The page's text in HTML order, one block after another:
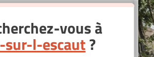
vous à
sur-l-escaut?